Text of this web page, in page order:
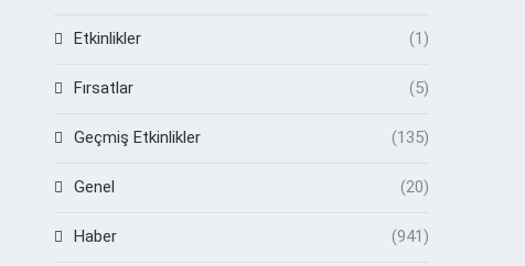
Etkinlikler (1)
Fırsatlar (5)
Geçmiş Etkinlikler (135)
Genel (20)
Haber (941)